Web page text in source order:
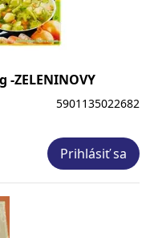
-ZELENINOVY
5901135022682
Prihlásiť sa